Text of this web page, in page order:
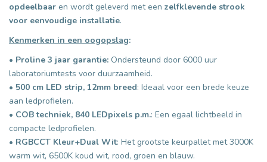
opdeelbaar en wordt geleverd met een zelfklevende strook
voor eenvoudige installatie.
Kenmerken in een oogopslag:
• Proline 3 jaar garantie: Ondersteund door 6000 uur
laboratoriumtests voor duurzaamheid.
• 500 cm LED strip, 12mm breed: Ideaal voor een brede keuze
aan ledprofielen.
• COB techniek, 840 LEDpixels p.m.: Een egaal lichtbeeld in
compacte ledprofielen.
• RGBCCT Kleur+Dual Wit: Het grootste keurpallet met 3000K
warm wit, 6500K koud wit, rood, groen en blauw.